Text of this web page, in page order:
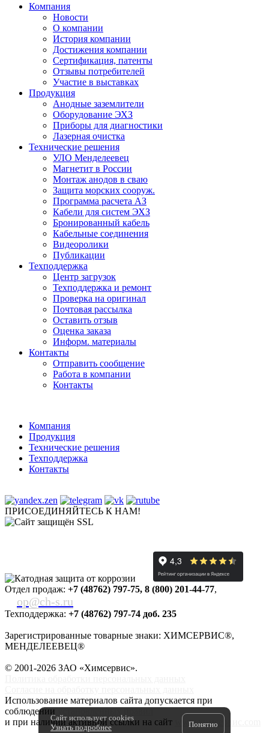
Компания
Новости
О компании
История компании
Достижения компании
Сертификация, патенты
Отзывы потребителей
Участие в выставках
Продукция
Анодные заземлители
Оборудование ЭХЗ
Приборы для диагностики
Лазерная очистка
Технические решения
УЛО Менделеевец
Магнетит в России
Монтаж анодов в сваю
Защита морских сооруж.
Программа расчета АЗ
Кабели для систем ЭХЗ
Бронированный кабель
Кабельные соединения
Видеоролики
Публикации
Техподдержка
Центр загрузок
Техподдержка и ремонт
Проверка на оригинал
Почтовая рассылка
Оставить отзыв
Оценка заказа
Информ. материалы
Контакты
Отправить сообщение
Работа в компании
Контакты
Компания
Продукция
Технические решения
Техподдержка
Контакты
ПРИСОЕДИНЯЙТЕСЬ К НАМ!
Отдел продаж: +7 (48762) 797-75, 8 (800) 201-44-77,
op@ch-s.ru
Техподдержка: +7 (48762) 797-74 доб. 235
Зарегистрированные товарные знаки: ХИМСЕРВИС®,
МЕНДЕЛЕЕВЕЦ®
© 2001-2026 ЗАО «Химсервис».
Использование материалов сайта допускается при
соблюдении
и при наличии активной ссылки на сайт
www.химсервис.com
Сайт использует cookies
Узнать подробнее
Понятно